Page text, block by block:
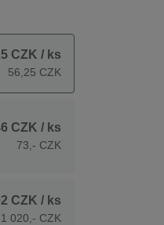
CZK / ks
56,25 CZK
CZK / ks
73,- CZK
CZK / ks
1 020,- CZK